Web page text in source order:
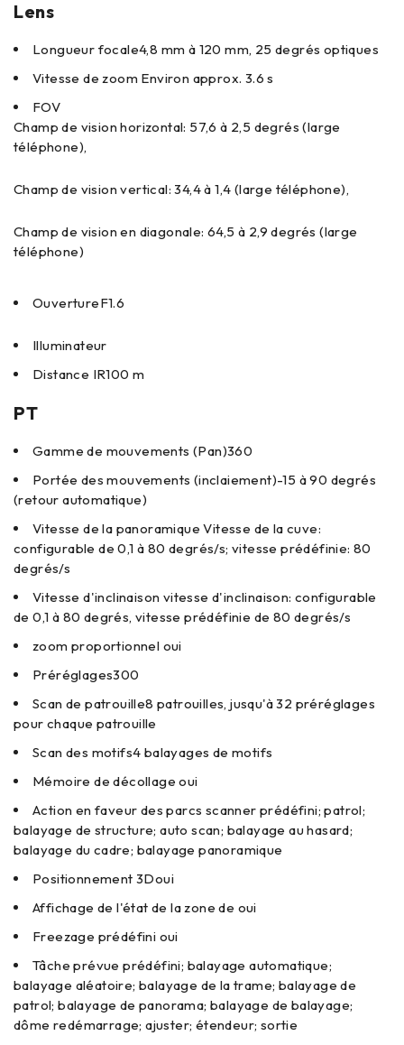
Lens
Longueur focale4,8 mm à 120 mm, 25 degrés optiques
Vitesse de zoom Environ approx. 3.6 s
FOV
Champ de vision horizontal: 57,6 à 2,5 degrés (large
téléphone),
Champ de vision vertical: 34,4 à 1,4 (large téléphone),
Champ de vision en diagonale: 64,5 à 2,9 degrés (large
téléphone)
OuvertureF1.6
Illuminateur
Distance IR100 m
PT
Gamme de mouvements (Pan)360
Portée des mouvements (inclaiement)-15 à 90 degrés
(retour automatique)
Vitesse de la panoramique Vitesse de la cuve:
configurable de 0,1 à 80 degrés/s; vitesse prédéfinie: 80
degrés/s
Vitesse d'inclinaison vitesse d'inclinaison: configurable
de 0,1 à 80 degrés, vitesse prédéfinie de 80 degrés/s
zoom proportionnel oui
Préréglages300
Scan de patrouille8 patrouilles, jusqu'à 32 préréglages
pour chaque patrouille
Scan des motifs4 balayages de motifs
Mémoire de décollageoui
Action en faveur des parcs scanner prédéfini; patrol;
balayage de structure; auto scan; balayage au hasard;
balayage du cadre; balayage panoramique
Positionnement 3Doui
Affichage de l'état de la zone de oui
Freezage prédéfini oui
Tâche prévueprédéfini; balayage automatique;
balayage aléatoire; balayage de la trame; balayage de
patrol; balayage de panorama; balayage de balayage;
dôme redémarrage; ajuster; étendeur; sortie